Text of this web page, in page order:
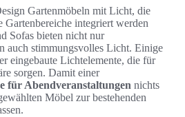
Gartenmöbeln mit Licht, die
Gartenbereiche integriert werden
Sofas bieten nicht nur
auch stimmungsvolles Licht. Einige
eingebaute Lichtelemente, die für
sorgen. Damit einer
für Abendveranstaltungen nichts
Möbel zur bestehenden